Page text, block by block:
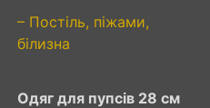
– Постіль, піжами,
білизна
Одяг для пупсів 28 см